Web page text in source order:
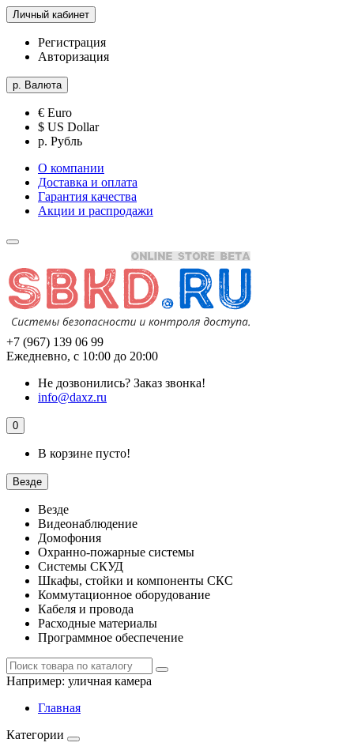
Личный кабинет
Регистрация
Авторизация
р. Валюта
€ Euro
$ US Dollar
р. Рубль
О компании
Доставка и оплата
Гарантия качества
Акции и распродажи
+7 (967) 139 06 99
Ежедневно, с 10:00 до 20:00
Не дозвонились? Заказ звонка!
info@daxz.ru
0
В корзине пусто!
Везде
Везде
Видеонаблюдение
Домофония
Охранно-пожарные системы
Системы СКУД
Шкафы, стойки и компоненты СКС
Коммутационное оборудование
Кабеля и провода
Расходные материалы
Программное обеспечение
Например: уличная камера
Главная
Категории